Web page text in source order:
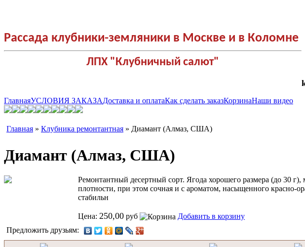
Рассада клубники-земляники в Москве и в Коломне
ЛПХ "Клубничный салют"
ГлавнаяУСЛОВИЯ ЗАКАЗАДоставка и оплатаКак сделать заказКорзинаНаши видео
Главная » Клубника ремонтантная » Диамант (Алмаз, США)
Диамант (Алмаз, США)
Ремонтантный десертный сорт. Ягода хорошего размера (до 30
плотности, при этом сочная и с ароматом, насыщенного красно-
стабильн
Цена: 250,00 руб
Добавить в корзину
Предложить друзьям: